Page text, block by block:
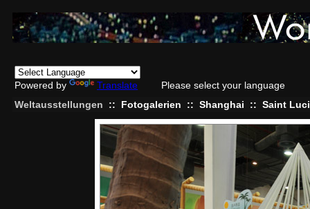
Powered by Translate
Please select your language
Weltausstellungen
:: Fotogalerien :: Shanghai :: Saint